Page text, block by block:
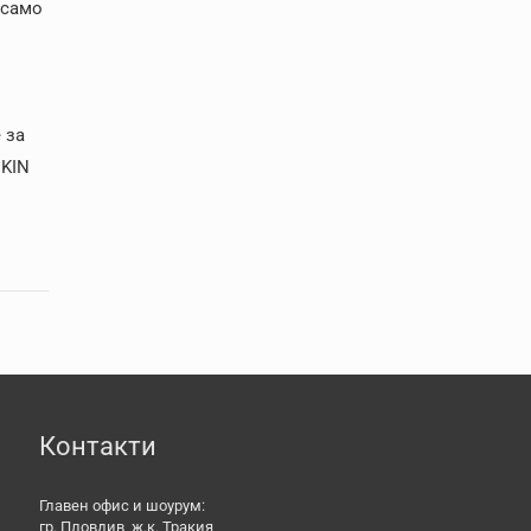
за
Контакти
Главен офис и шоурум:
гр. Пловдив, ж.к. Тракия,